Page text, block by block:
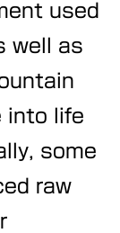
used
well as
into life
some
raw